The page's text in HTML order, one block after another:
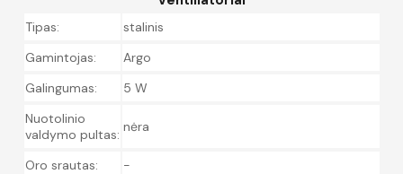
Tipas:
stalinis
Gamintojas:
Argo
Galingumas:
5 W
Nuotolinio
valdymo pultas: nėra
Oro srautas:
-